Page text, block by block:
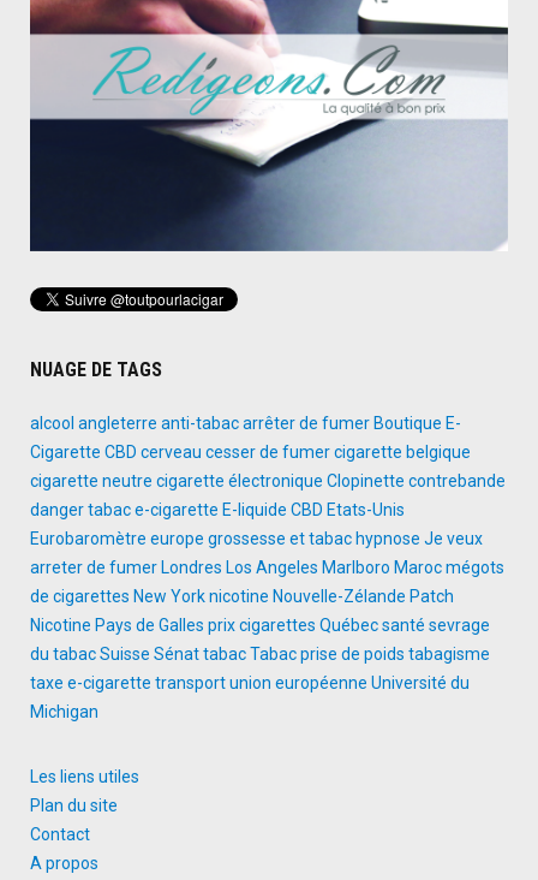
NUAGE DE TAGS
alcool angleterre anti-tabacarrêter de fumer Boutique E-
Cigarette CBD cerveau cesser de fumercigarette belgique
cigarette neutre cigarette électronique Clopinette contrebande
danger tabace-cigarette E-liquide CBD Etats-Unis
Eurobaromètre europe grossesse et tabac hypnose Je veux
arreter de fumer Londres Los Angeles Marlboro Marocmégots
de cigarettes New Yorknicotine Nouvelle-Zélande Patch
Nicotine Pays de Galles prix cigarettes Québecsanté sevrage
du tabacSuisse SénattabacTabac prise de poids tabagisme
taxe e-cigarette transportunion européenne Université du
Michigan
Les liens utiles
Plan du site
Contact
A propos